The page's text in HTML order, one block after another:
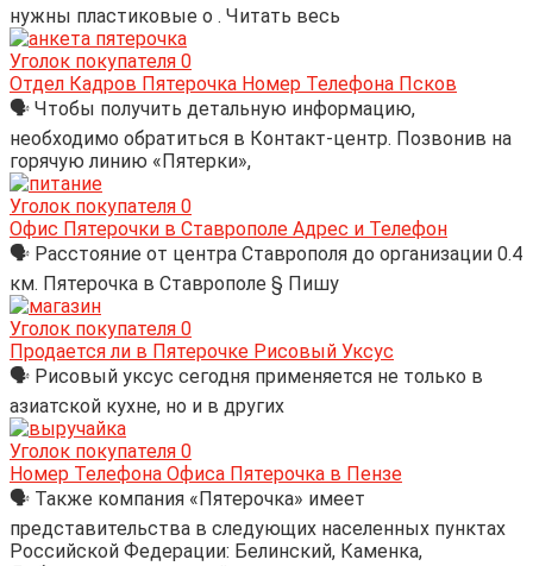
нужны пластиковые о . Читать весь
Уголок покупателя 0
Отдел Кадров Пятерочка Номер Телефона Псков
🗣 Чтобы получить детальную информацию,
необходимо обратиться в Контакт-центр. Позвонив на
горячую линию «Пятерки»,
Уголок покупателя 0
Офис Пятерочки в Ставрополе Адрес и Телефон
🗣 Расстояние от центра Ставрополя до организации 0.4
км. Пятерочка в Ставрополе § Пишу
Уголок покупателя 0
Продается ли в Пятерочке Рисовый Уксус
🗣 Рисовый уксус сегодня применяется не только в
азиатской кухне, но и в других
Уголок покупателя 0
Номер Телефона Офиса Пятерочка в Пензе
🗣 Также компания «Пятерочка» имеет
представительства в следующих населенных пунктах
Российской Федерации: Белинский, Каменка,